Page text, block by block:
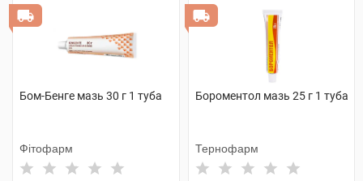
Бом-Бенге мазь 30 г 1 туба
Фітофарм
Бороментол мазь 25 г 1 туба
Тернофарм